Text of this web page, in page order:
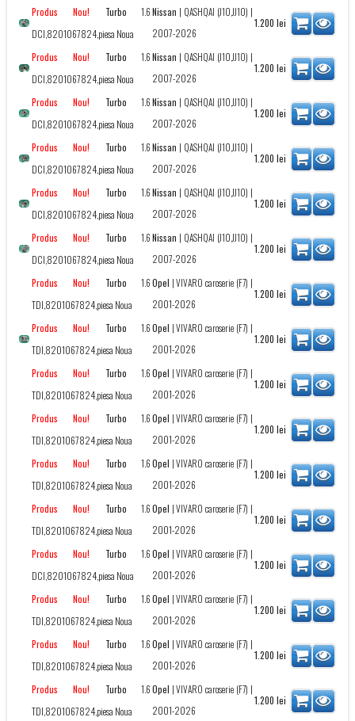
Produs Nou! Turbo 1.6
DCI,8201067824,piesa Noua
Nissan | QASHQAI (J10,JJ10) |
2007-2026
1.200 lei
Produs Nou! Turbo 1.6
DCI,8201067824,piesa Noua
Nissan | QASHQAI (J10,JJ10) |
2007-2026
1.200 lei
Produs Nou! Turbo 1.6
DCI,8201067824,piesa Noua
Nissan | QASHQAI (J10,JJ10) |
2007-2026
1.200 lei
Produs Nou! Turbo 1.6
DCI,8201067824,piesa Noua
Nissan | QASHQAI (J10,JJ10) |
2007-2026
1.200 lei
Produs Nou! Turbo 1.6
DCI,8201067824,piesa Noua
Nissan | QASHQAI (J10,JJ10) |
2007-2026
1.200 lei
Produs Nou! Turbo 1.6
DCI,8201067824,piesa Noua
Nissan | QASHQAI (J10,JJ10) |
2007-2026
1.200 lei
Produs Nou! Turbo 1.6
TDI,8201067824,piesa Noua
Opel |VIVARO caroserie (F7) |
2001-2026
1.200 lei
Produs Nou! Turbo 1.6
TDI,8201067824,piesa Noua
Opel |VIVARO caroserie (F7) |
2001-2026
1.200 lei
Produs Nou! Turbo 1.6
TDI,8201067824,piesa Noua
Opel |VIVARO caroserie (F7) |
2001-2026
1.200 lei
Produs Nou! Turbo 1.6
TDI,8201067824,piesa Noua
Opel |VIVARO caroserie (F7) |
2001-2026
1.200 lei
Produs Nou! Turbo 1.6
TDI,8201067824,piesa Noua
Opel |VIVARO caroserie (F7) |
2001-2026
1.200 lei
Produs Nou! Turbo 1.6
TDI,8201067824,piesa Noua
Opel |VIVARO caroserie (F7) |
2001-2026
1.200 lei
Produs Nou! Turbo 1.6
DCI,8201067824,piesa Noua
Opel |VIVARO caroserie (F7) |
2001-2026
1.200 lei
Produs Nou! Turbo 1.6
TDI,8201067824,piesa Noua
Opel |VIVARO caroserie (F7) |
2001-2026
1.200 lei
Produs Nou! Turbo 1.6
TDI,8201067824,piesa Noua
Opel |VIVARO caroserie (F7) |
2001-2026
1.200 lei
Produs Nou! Turbo 1.6
TDI,8201067824,piesa Noua
Opel |VIVARO caroserie (F7) |
2001-2026
1.200 lei